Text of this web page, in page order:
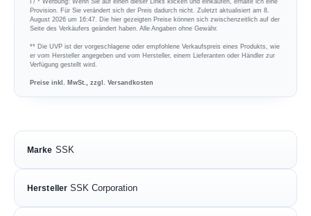
Provision. Für Sie verändert sich der Preis dadurch nicht. Zuletzt aktualisiert am 8.
August 2026 um 16:47. Die hier gezeigten Preise können sich zwischenzeitlich auf der
Seite des Verkäufers geändert haben. Alle Angaben ohne Gewähr.
** Die UVP ist der vorgeschlagene oder empfohlene Verkaufspreis eines Produkts, wie
er vom Hersteller angegeben und vom Hersteller, einem Lieferanten oder Händler zur
Verfügung gestellt wird.
Preise inkl. MwSt., zzgl. Versandkosten
Marke SSK
Hersteller SSK Corporation